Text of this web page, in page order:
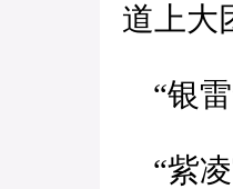
道上大
“银雷
“紫凌